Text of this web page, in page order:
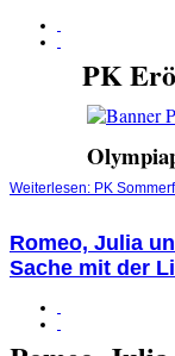
PK
Weiterlesen: PK
Romeo, Julia
Sache mit der